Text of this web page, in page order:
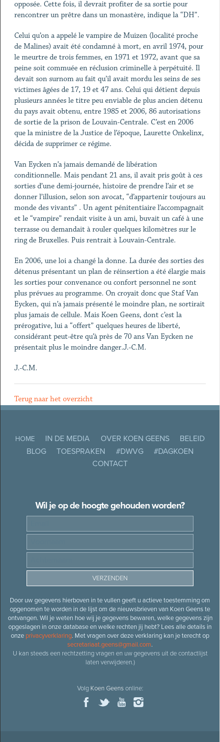
opposée. Cette fois, il devrait profiter de sa sortie pour
rencontrer un prêtre dans un monastère, indique la “DH”.
Celui qu’on a appelé le vampire de Muizen (localité proche
de Malines) avait été condamné à mort, en avril 1974, pour
le meurtre de trois femmes, en 1971 et 1972, avant que sa
peine soit commuée en réclusion criminelle à perpétuité. Il
devait son surnom au fait qu’il avait mordu les seins de ses
victimes âgées de 17, 19 et 47 ans. Celui qui détient depuis
plusieurs années le titre peu enviable de plus ancien détenu
du pays avait obtenu, entre 1985 et 2006, 86 autorisations
de sortie de la prison de Louvain-Centrale. C’est en 2006
que la ministre de la Justice de l’époque, Laurette Onkelinx,
décida de supprimer ce régime.
Van Eycken n’a jamais demandé de libération
conditionnelle. Mais pendant 21 ans, il avait pris goût à ces
sorties d’une demi-journée, histoire de prendre l’air et se
donner l’illusion, selon son avocat, “d’appartenir toujours au
monde des vivants” . Un agent pénitentiaire l’accompagnait
et le “vampire” rendait visite à un ami, buvait un café à une
terrasse ou demandait à rouler quelques kilomètres sur le
ring de Bruxelles. Puis rentrait à Louvain-Centrale.
En 2006, une loi a changé la donne. La durée des sorties des
détenus présentant un plan de réinsertion a été élargie mais
les sorties pour convenance ou confort personnel ne sont
plus prévues au programme. On croyait donc que Staf Van
Eycken, qui n’a jamais présenté le moindre plan, ne sortirait
plus jamais de cellule. Mais Koen Geens, dont c’est la
prérogative, lui a “offert” quelques heures de liberté,
considérant peut-être qu’à près de 70 ans Van Eycken ne
présentait plus le moindre danger.J.-C.M.
J.-C.M.
Terug naar het overzicht
HOME IN DE MEDIA OVER KOEN GEENS
BELEID
BLOG
TOESPRAKEN #DWVG
#DAGKOEN
CONTACT
Wil je op de hoogte gehouden worden?
Door uw gegevens hierboven in te vullen geeft u actieve toestemming om
opgenomen te worden in de lijst om de nieuwsbrieven van Koen Geens te
ontvangen. Wil je weten hoe wij je gegevens bewaren, welke gegevens zijn
opgeslagen in onze database en welke rechten jij hebt? Lees alle details in
onze privacyverklaring. Met vragen over deze verklaring kan je terecht op
secretariaat.geens@gmail.com.
U kan steeds een rechtzetting vragen en uw gegevens uit de contactlijst
laten verwijderen.)
Volg Koen Geensonline: